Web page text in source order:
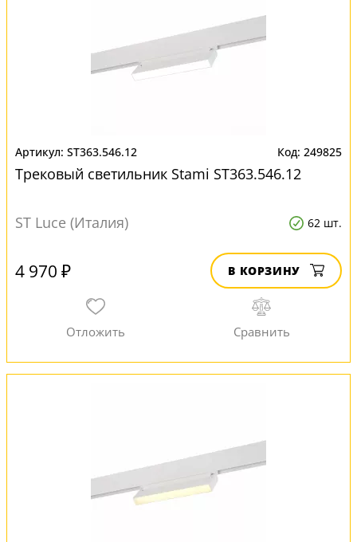
ST363.546.12 249825
Трековый светильник Stami ST363.546.12
ST Luce (Италия) 62 шт.
4 970 ₽ В КОРЗИНУ